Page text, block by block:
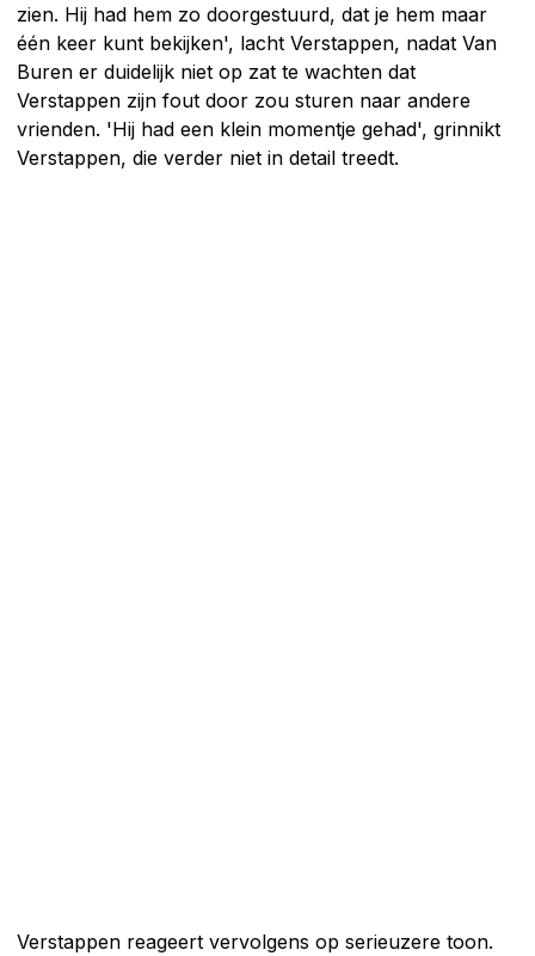
zien. Hij had hem zo doorgestuurd, dat je hem maar
één keer kunt bekijken', lacht Verstappen, nadat Van
Buren er duidelijk niet op zat te wachten dat
Verstappen zijn fout door zou sturen naar andere
vrienden. 'Hij had een klein momentje gehad', grinnikt
Verstappen, die verder niet in detail treedt.
Verstappen reageert vervolgens op serieuzere toon.